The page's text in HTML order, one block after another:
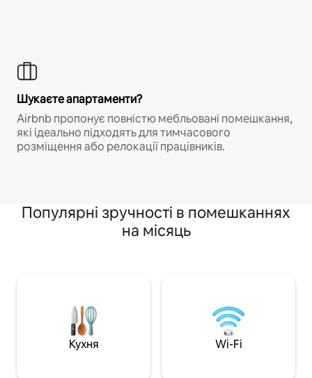
Шукаєте апартаменти?
Airbnb пропонує повністю мебльовані помешкання,
які ідеально підходять для тимчасового
розміщення або релокації працівників.
Популярні зручності в помешканнях
на місяць
Кухня Wi-Fi